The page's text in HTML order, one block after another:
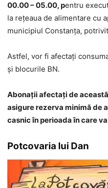
00.00 – 05.00, pentru
la rețeaua de alimentare cu
municipiul Constanța,
Astfel, vor fi afectați
și blocurile BN.
Abonaţii afectați de
asigure rezerva minimă de
casnic în perioada în care
Potcovaria lui Dan